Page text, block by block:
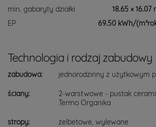
min. gabaryty działki
18.65 × 16.07
EP
69.50 kWh/
Technologia i rodzaj zabudowy
zabudowa: jednorodzinny z użytkowym
ściany:
2-warstwowe - pustak
Termo Organika
stropy: żelbetowe, wylewane